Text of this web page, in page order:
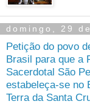
domingo, 29
Petição do povo
Brasil para que a
Sacerdotal São
estabeleça-se no
Terra da Santa